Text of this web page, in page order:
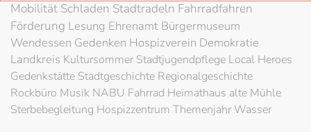
Mobilität Schladen Stadtradeln Fahrradfahren
Förderung Lesung Ehrenamt Bürgermuseum
Wendessen Gedenken Hospizverein Demokratie
Landkreis KultursommerStadtjugendpflege Local Heroes
Gedenkstätte Stadtgeschichte Regionalgeschichte
Rockbüro Musik NABU Fahrrad Heimathaus alte Mühle
Sterbebegleitung Hospizzentrum Themenjahr Wasser